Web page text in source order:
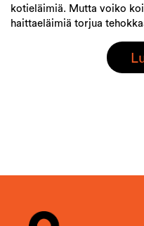
kotieläimiä. Mutta voiko
haittaeläimiä torjua